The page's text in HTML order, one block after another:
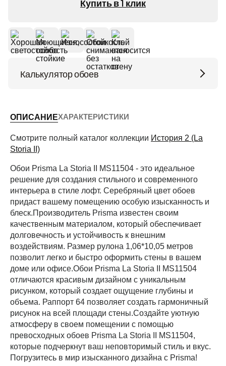
Купить в 1 клик
Калькулятор обоев
Периметр комнаты (м)
Рассчитать
ОПИСАНИЕХАРАКТЕРИСТИКИ
Смотрите полный каталог коллекции История 2 (La
Storia II)
Обои Prisma La Storia II MS11504 - это идеальное
решение для создания стильного и современного
интерьера в стиле лофт. Серебряный цвет обоев
придаст вашему помещению особую изысканность и
блеск.Производитель Prisma известен своим
качественным материалом, который обеспечивает
долговечность и устойчивость к внешним
воздействиям. Размер рулона 1,06*10,05 метров
позволит легко и быстро оформить стены в вашем
доме или офисе.Обои Prisma La Storia II MS11504
отличаются красивым дизайном с уникальным
рисунком, который создает ощущение глубины и
объема. Раппорт 64 позволяет создать гармоничный
рисунок на всей площади стены.Создайте уютную
атмосферу в своем помещении с помощью
превосходных обоев Prisma La Storia II MS11504,
которые подчеркнут ваш неповторимый стиль и вкус.
Погрузитесь в мир изысканного дизайна с Prisma!